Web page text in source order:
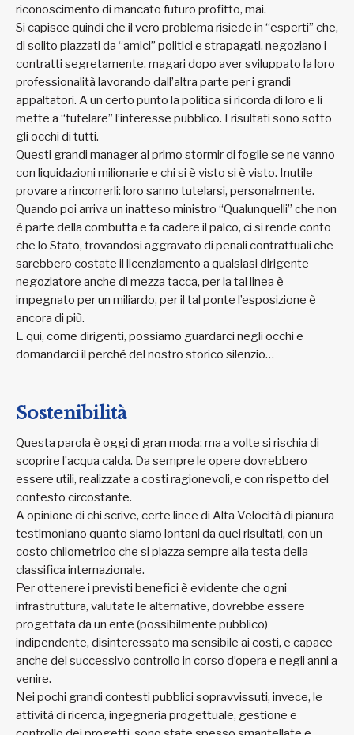
riconoscimento di mancato futuro profitto, mai.
Si capisce quindi che il vero problema risiede in “esperti” che,
di solito piazzati da “amici” politici e strapagati, negoziano i
contratti segretamente, magari dopo aver sviluppato la loro
professionalità lavorando dall’altra parte per i grandi
appaltatori. A un certo punto la politica si ricorda di loro e li
mette a “tutelare” l’interesse pubblico. I risultati sono sotto
gli occhi di tutti.
Questi grandi manager al primo stormir di foglie se ne vanno
con liquidazioni milionarie e chi si è visto si è visto. Inutile
provare a rincorrerli: loro sanno tutelarsi, personalmente.
Quando poi arriva un inatteso ministro “Qualunquelli” che non
è parte della combutta e fa cadere il palco, ci si rende conto
che lo Stato, trovandosi aggravato di penali contrattuali che
sarebbero costate il licenziamento a qualsiasi dirigente
negoziatore anche di mezza tacca, per la tal linea è
impegnato per un miliardo, per il tal ponte l’esposizione è
ancora di più.
E qui, come dirigenti, possiamo guardarci negli occhi e
domandarci il perché del nostro storico silenzio…
Sostenibilità
Questa parola è oggi di gran moda: ma a volte si rischia di
scoprire l’acqua calda. Da sempre le opere dovrebbero
essere utili, realizzate a costi ragionevoli, e con rispetto del
contesto circostante.
A opinione di chi scrive, certe linee di Alta Velocità di pianura
testimoniano quanto siamo lontani da quei risultati, con un
costo chilometrico che si piazza sempre alla testa della
classifica internazionale.
Per ottenere i previsti benefici è evidente che ogni
infrastruttura, valutate le alternative, dovrebbe essere
progettata da un ente (possibilmente pubblico)
indipendente, disinteressato ma sensibile ai costi, e capace
anche del successivo controllo in corso d’opera e negli anni a
venire.
Nei pochi grandi contesti pubblici sopravvissuti, invece, le
attività di ricerca, ingegneria progettuale, gestione e